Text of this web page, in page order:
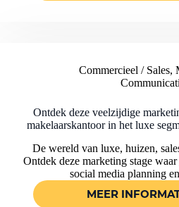
STAGE
OP
Commercieel / Sales,
Ontdek deze veelzijdige
makelaarskantoor in het luxe
De wereld van luxe, huizen,
Ontdek deze marketing stage
social media planning
MEER